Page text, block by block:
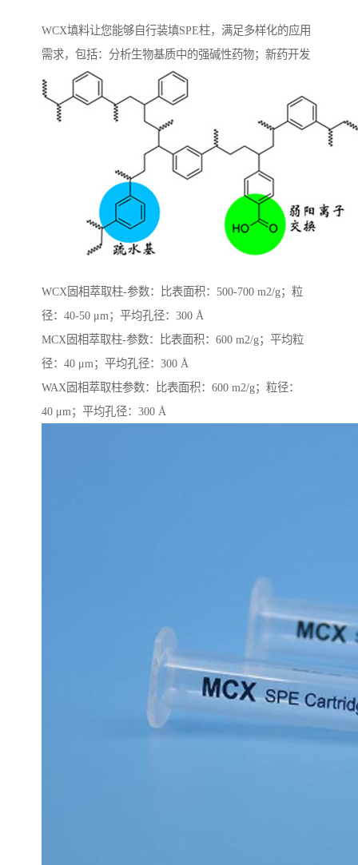
WCX填料让您能够自行装填SPE柱，满足多样化的应用
需求，包括：分析生物基质中的强碱性药物；新药开发
WCX固相萃取柱-参数：比表面积：500-700 m2/g；粒
径：40-50 μm；平均孔径：300 Å
MCX固相萃取柱-参数：比表面积：600 m2/g；平均粒
径：40 μm；平均孔径：300 Å
WAX固相萃取柱参数：比表面积：600 m2/g；粒径：
40 μm；平均孔径：300 Å